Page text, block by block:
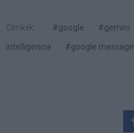
Címkék: #google #gemini
intelligencia
#google message